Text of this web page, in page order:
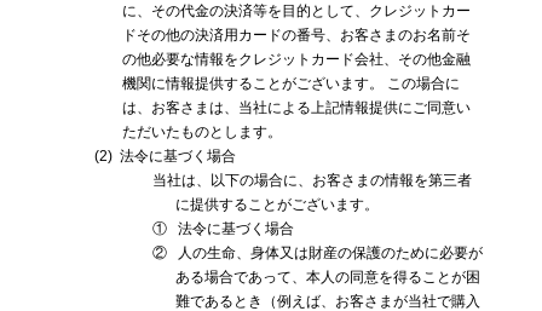
に、その代金の決済等を目的として、クレジットカー
ドその他の決済用カードの番号、お客さまのお名前そ
の他必要な情報をクレジットカード会社、その他金融
機関に情報提供することがございます。 この場合に
は、お客さまは、当社による上記情報提供にご同意い
ただいたものとします。
(2) 法令に基づく場合
当社は、以下の場合に、お客さまの情報を第三者
に提供することがございます。
①
法令に基づく場合
②
人の生命、身体又は財産の保護のために必要が
ある場合であって、本人の同意を得ることが困
難であるとき（例えば、お客さまが当社で購入